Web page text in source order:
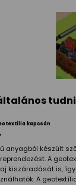
kapcsán
anyagból készült
A
kiszáradását is,
A